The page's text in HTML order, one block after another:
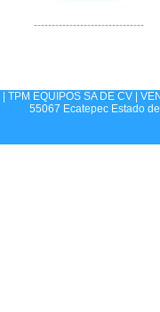
-------------------------------
| TPM EQUIPOS SA DE CV |
55067 Ecatepec Estado